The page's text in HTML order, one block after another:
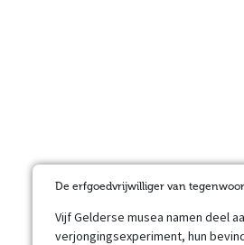
De erfgoedvrijwilliger van
Vijf Gelderse musea namen deel
verjongingsexperiment, hun